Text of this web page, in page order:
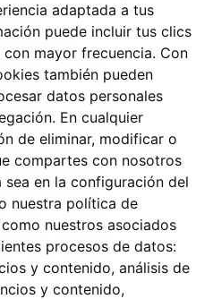
adaptada a tus
puede incluir tus clics
mayor frecuencia. Con
también pueden
datos personales
En cualquier
de eliminar, modificar o
compartes con nosotros
en la configuración del
nuestra política de
nuestros asociados
procesos de datos:
y contenido, análisis de
y contenido,